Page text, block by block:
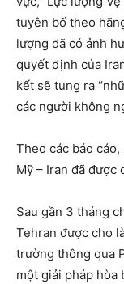
tuyên bố theo
lượng đã có ảnh
quyết định của
kết sẽ tung ra
các người không
Theo các báo
Mỹ – Iran đã được
Sau gần 3 tháng
Tehran được cho
trường thông qua
một giải pháp hòa